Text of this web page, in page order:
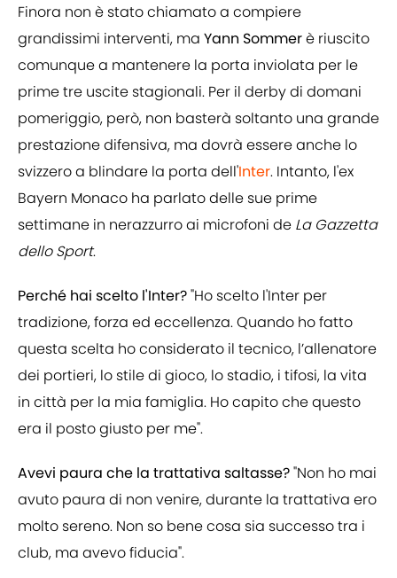
Finora non è stato chiamato a compiere
grandissimi interventi, ma Yann Sommerè riuscito
comunque a mantenere la porta inviolata per le
prime tre uscite stagionali. Per il derby di domani
pomeriggio, però, non basterà soltanto una grande
prestazione difensiva, ma dovrà essere anche lo
svizzero a blindare la porta dell'Inter. Intanto, l'ex
Bayern Monaco ha parlato delle sue prime
settimane in nerazzurro ai microfoni de La Gazzetta
dello Sport.
Perché hai scelto l'Inter?"Ho scelto l'Inter per
tradizione, forza ed eccellenza. Quando ho fatto
questa scelta ho considerato il tecnico, l’allenatore
dei portieri, lo stile di gioco, lo stadio, i tifosi, la vita
in città per la mia famiglia. Ho capito che questo
era il posto giusto per me".
Avevi paura che la trattativa saltasse?"Non ho mai
avuto paura di non venire, durante la trattativa ero
molto sereno. Non so bene cosa sia successo tra i
club, ma avevo fiducia".